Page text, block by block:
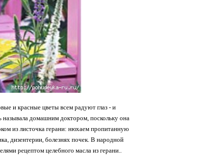
и красные цветы всем радуют глаз - и
домашним доктором, поскольку она
из листочка герани: нюхаем пропитанную
дизентерии, болезнях почек. В народной
рецептом целебного масла из герани..